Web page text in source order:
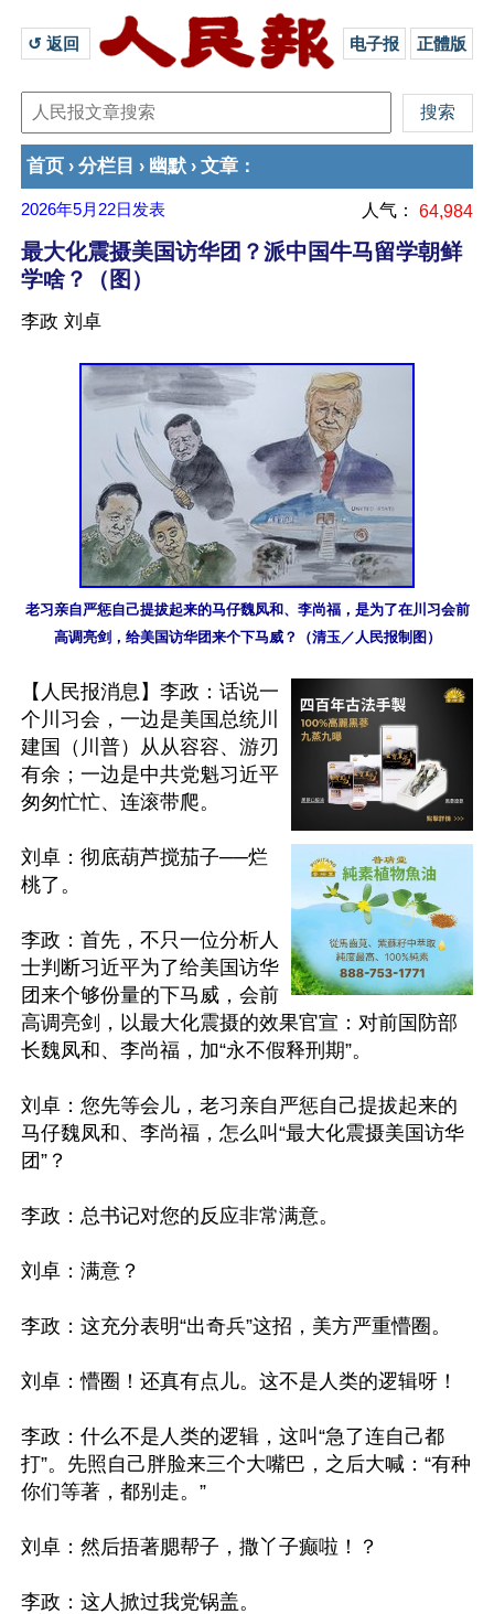
↺ 返回 电子报 正體版
首页 › 分栏目 › 幽默 › 文章 ：
2026年5月22日 发表 人气： 64,984
最大化震摄美国访华团？派中国牛马留学朝鲜
学啥？（图）
李政 刘卓
老习亲自严惩自己提拔起来的马仔魏凤和、李尚福，是为了在川习会前
高调亮剑，给美国访华团来个下马威？（清玉／人民报制图）
【人民报消息】李政：话说一
个川习会，一边是美国总统川
建国（川普）从从容容、游刃
有余；一边是中共党魁习近平
匆匆忙忙、连滚带爬。
刘卓：彻底葫芦搅茄子──烂
桃了。
李政：首先，不只一位分析人
士判断习近平为了给美国访华
团来个够份量的下马威，会前
高调亮剑，以最大化震摄的效果官宣：对前国防部
长魏凤和、李尚福，加“永不假释刑期”。
刘卓：您先等会儿，老习亲自严惩自己提拔起来的
马仔魏凤和、李尚福，怎么叫“最大化震摄美国访华
团”？
李政：总书记对您的反应非常满意。
刘卓：满意？
李政：这充分表明“出奇兵”这招，美方严重懵圈。
刘卓：懵圈！还真有点儿。这不是人类的逻辑呀！
李政：什么不是人类的逻辑，这叫“急了连自己都
打”。先照自己胖脸来三个大嘴巴，之后大喊：“有种
你们等著，都别走。”
刘卓：然后捂著腮帮子，撒丫子癫啦！？
李政：这人掀过我党锅盖。